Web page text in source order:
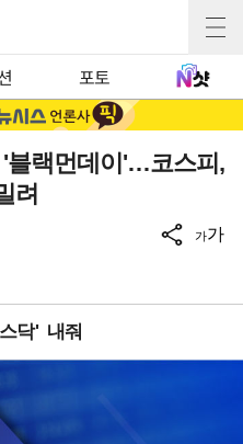
포토
블랙먼데이'…코스피,
려
가가
닥' 내줘